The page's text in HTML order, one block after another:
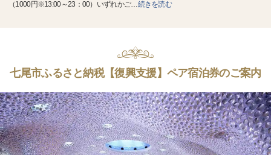
（1000円※13:00～23：00）いずれかご…続きを読む
七尾市ふるさと納税【復興支援】ペア宿泊券のご案内